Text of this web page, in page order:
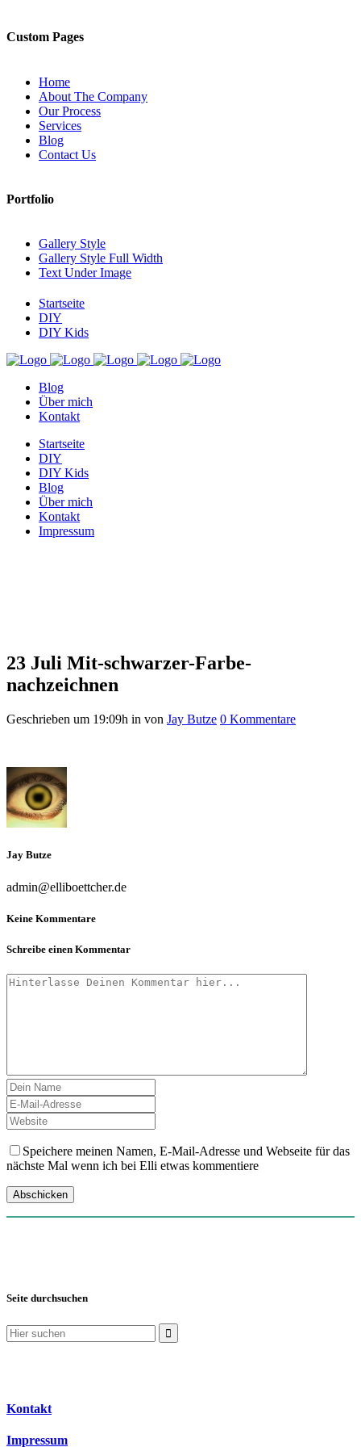
Custom Pages
Home
About The Company
Our Process
Services
Blog
Contact Us
Portfolio
Gallery Style
Gallery Style Full Width
Text Under Image
Startseite
DIY
DIY Kids
Blog
Über mich
Kontakt
Startseite
DIY
DIY Kids
Blog
Über mich
Kontakt
Impressum
23 Juli Mit-schwarzer-Farbe-
nachzeichnen
Geschrieben um 19:09h in von Jay Butze 0 Kommentare
Jay Butze
admin@elliboettcher.de
Keine Kommentare
Schreibe einen Kommentar
Speichere meinen Namen, E-Mail-Adresse und Webseite für das
nächste Mal wenn ich bei Elli etwas kommentiere
Seite durchsuchen
Suchen
nach:
Kontakt
Impressum